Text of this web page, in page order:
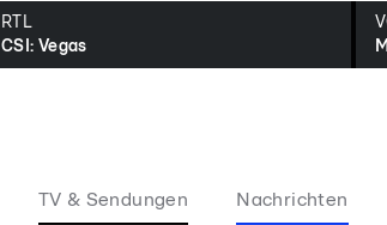
RTL
CSI: Vegas
TV & Sendungen Nachrichten